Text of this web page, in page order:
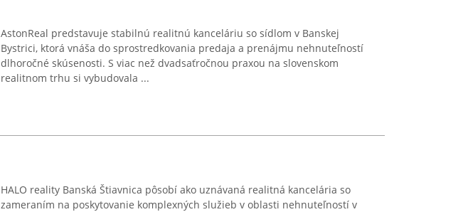
AstonReal predstavuje stabilnú realitnú kanceláriu so sídlom v Banskej
Bystrici, ktorá vnáša do sprostredkovania predaja a prenájmu nehnuteľností
dlhoročné skúsenosti. S viac než dvadsaťročnou praxou na slovenskom
realitnom trhu si vybudovala ...
HALO reality Banská Štiavnica pôsobí ako uznávaná realitná kancelária so
zameraním na poskytovanie komplexných služieb v oblasti nehnuteľností v